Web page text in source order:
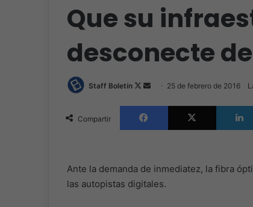
Que su
desconecte
Staff Boletín
Follow
X
Send 25 de febrero de 2016
Compartir
Facebook X
Ante la demanda de inmediatez, la fibra
las autopistas digitales.